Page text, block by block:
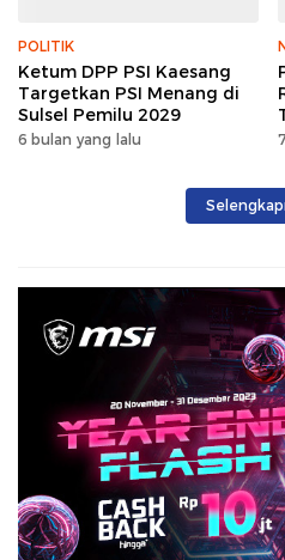
POLITIK
Ketum DPP PSI Kaesang
Targetkan PSI Menang di
Sulsel Pemilu 2029
6 bulan yang lalu